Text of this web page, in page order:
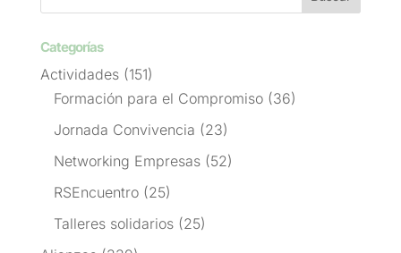
Categorías
Actividades(151)
Formación para el Compromiso(36)
Jornada Convivencia (23)
Networking Empresas(52)
RSEncuentro(25)
Talleres solidarios(25)